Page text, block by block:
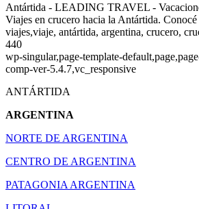
Antártida - LEADING TRAVEL -
Viajes en crucero hacia la Antártida.
viajes,viaje, antártida, argentina, crucero,
440
wp-singular,page-template-
comp-ver-5.4.7,vc_responsive
ANTÁRTIDA
ARGENTINA
NORTE DE ARGENTINA
CENTRO DE ARGENTINA
PATAGONIA ARGENTINA